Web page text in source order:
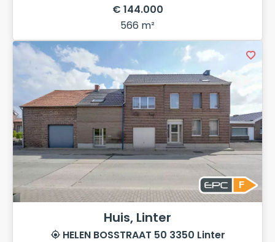
€ 144.000
566 m²
F
Huis, Linter
HELEN BOSSTRAAT 50 3350 Linter